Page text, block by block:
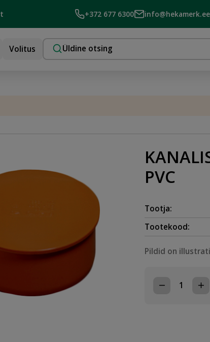
+372 677 6300 info@hekamerk.ee
Volitus
PVC
Tootja:
Tootekood:
Pildid on